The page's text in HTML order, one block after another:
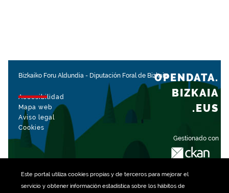
Este portal utiliza cookiespropias y de terceros para mejorar el
servicio y obtener información estadística sobre los hábitos de
Bizkaiko Foru Aldundia - Diputación Foral de Bizkaia
Accesibilidad
Mapa web
Aviso legal
Cookies
Gestionado con
OPENDATA.
BIZKAIA
.EUS